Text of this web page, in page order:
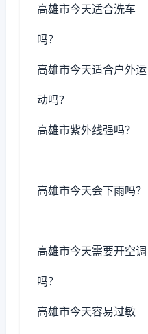
高雄市今天适合洗车
吗？
高雄市今天适合户外运
动吗？
高雄市紫外线强吗？
高雄市今天会下雨吗？
高雄市今天需要开空调
吗？
高雄市今天容易过敏